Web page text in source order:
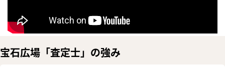
宝石広場「査定士」の強み